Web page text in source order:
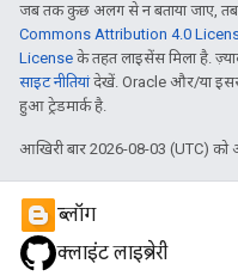
जब तक कुछ अलग से न बताया जाए, तब
Commons Attribution 4.0
License के तहत लाइसेंस मिला है.
साइट नीतियांदेखें. Oracle और/या इससे
हुआ ट्रेडमार्क है.
आखिरी बार 2026-08-03 (UTC) को
ब्लॉग
क्लाइंट लाइब्रेरी